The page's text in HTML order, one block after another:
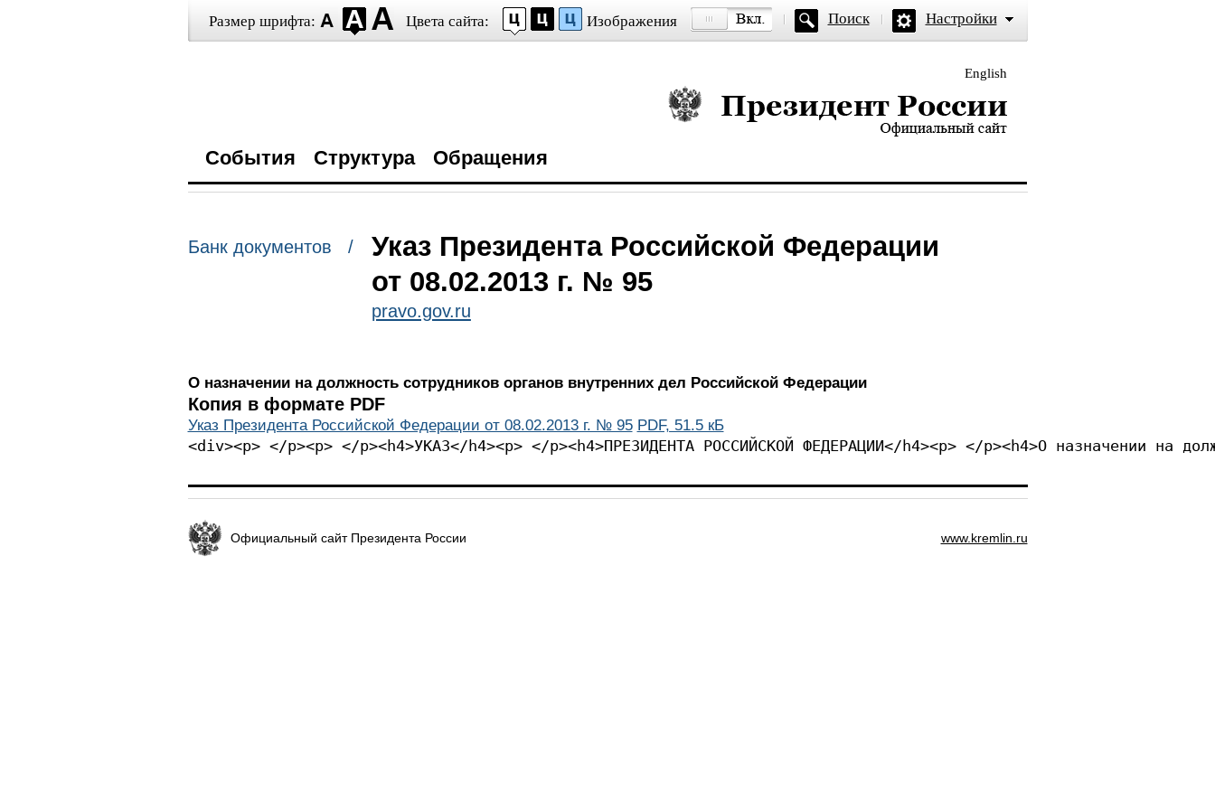
Размер шрифта: Цвета сайта: Изображения Поиск Настройки
English
Президент России — официальный сайт
События Структура Обращения
Банк документов /
Указ Президента Российской Федерации
от 08.02.2013 г. № 95
pravo.gov.ru
О назначении на должность сотрудников органов внутренних дел Российской Федерации
Копия в формате PDF
Указ Президента Российской Федерации от 08.02.2013 г. № 95 PDF, 51.5 кБ
<div><p> </p><p> </p><h4>УКАЗ</h4><p> </p><h4>ПРЕЗИДЕНТА РОССИЙСКОЙ ФЕДЕРАЦИИ</h4><p> </p><h4>О назначении на
Официальный сайт Президента России www.kremlin.ru